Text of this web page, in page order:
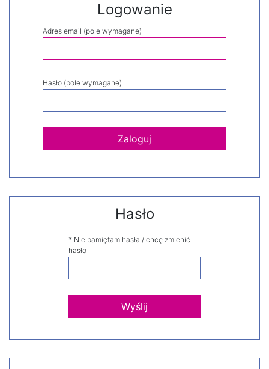
Logowanie
Adres email (pole wymagane)
Hasło (pole wymagane)
Hasło
* Nie pamiętam hasła / chcę zmienić
hasło